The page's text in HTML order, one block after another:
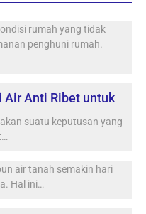
rumah yang tidak
penghuni rumah.
Air Anti Ribet untuk
suatu keputusan yang
air tanah semakin hari
Hal ini…